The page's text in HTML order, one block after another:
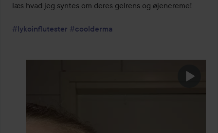
læs hvad jeg syntes om deres gelrens og øjencreme!
#lykoinflutester #coolderma